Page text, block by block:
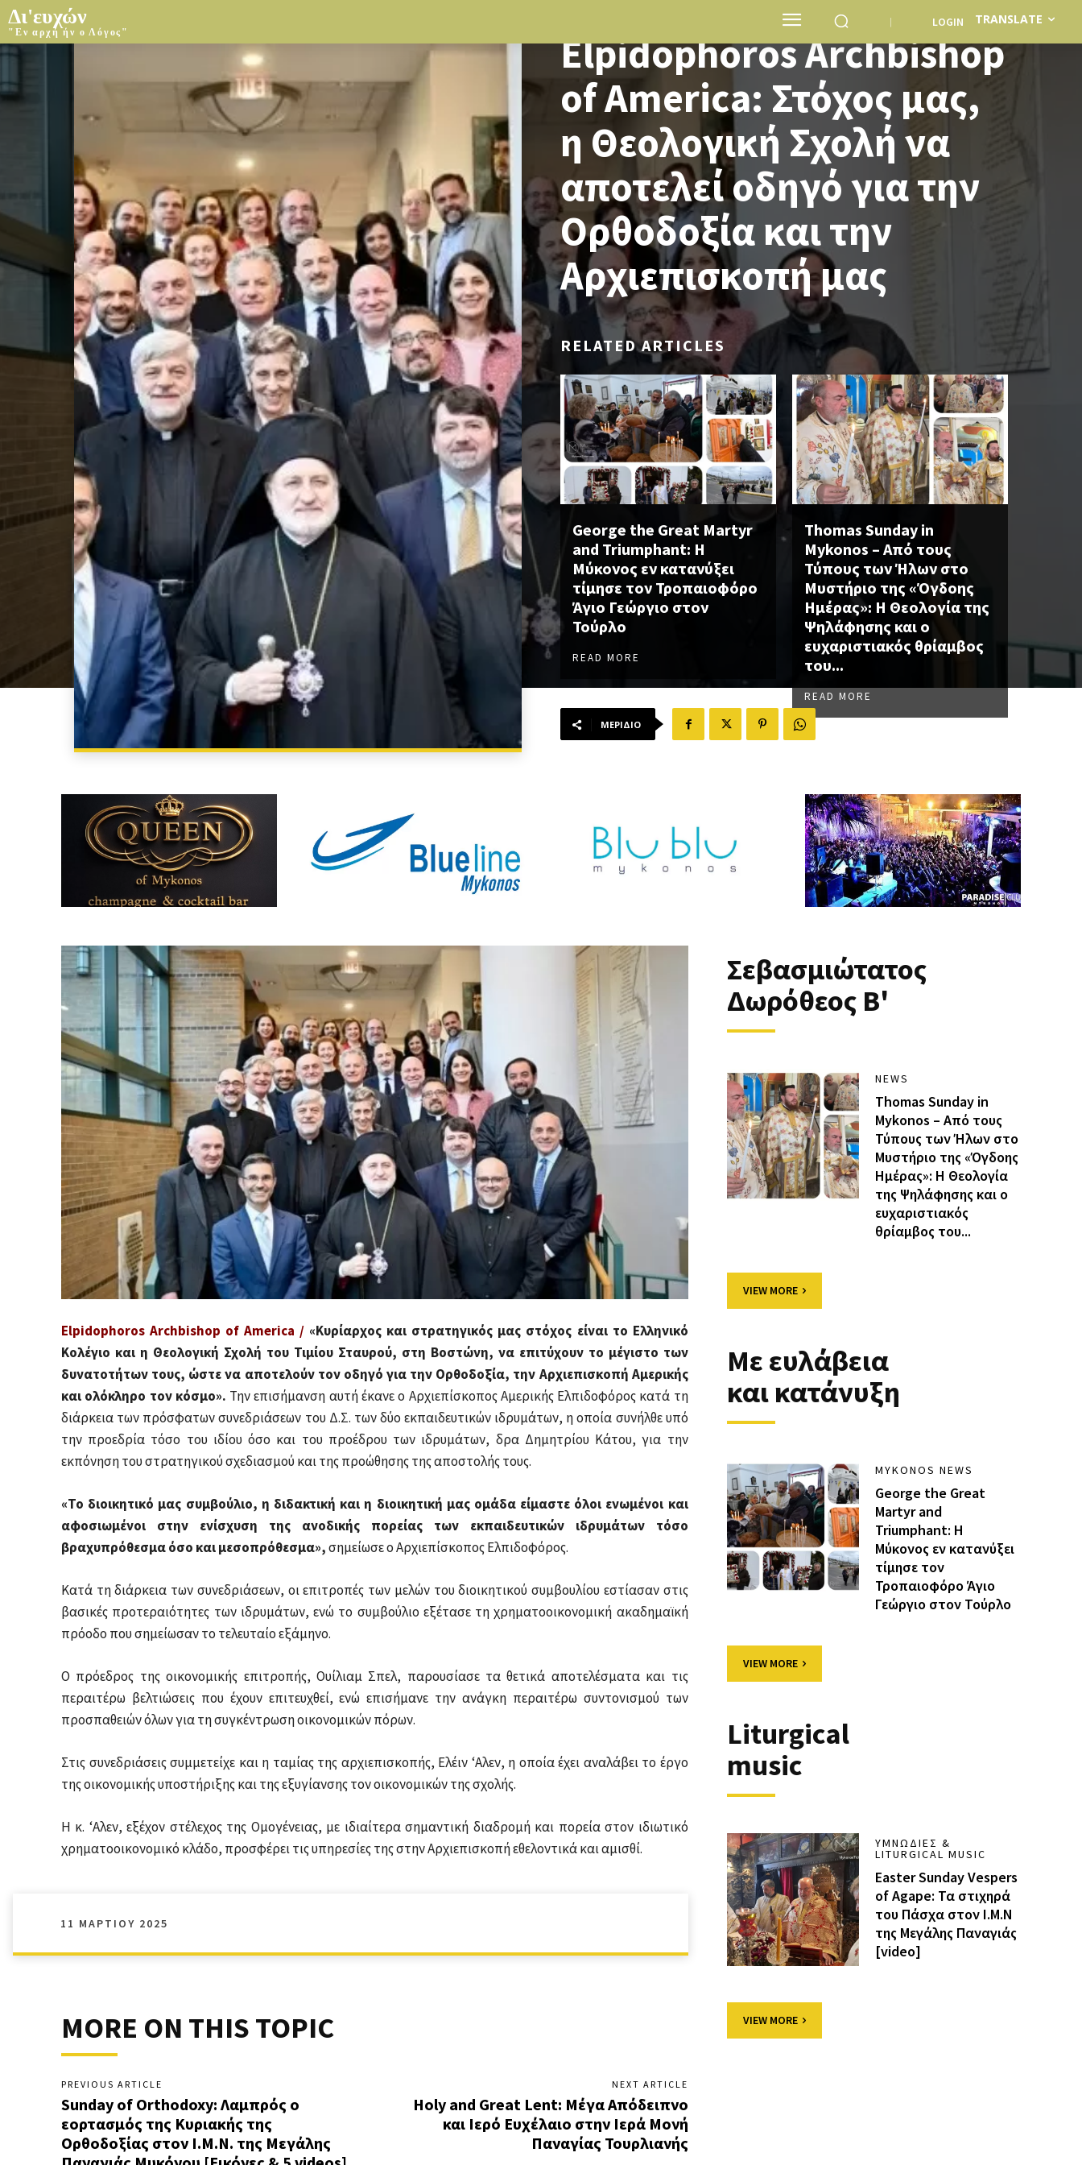
Δι'ευχών
"Εν αρχή ήν ο Λόγος"
TRANSLATE
LOGIN
Elpidophoros Archbishop
of America: Στόχος μας,
η Θεολογική Σχολή να
αποτελεί οδηγό για την
Ορθοδοξία και την
Αρχιεπισκοπή μας
RELATED ARTICLES
George the Great Martyr
and Triumphant: Η
Μύκονος εν κατανύξει
τίμησε τον Τροπαιοφόρο
Άγιο Γεώργιο στον
Τούρλο
READ MORE
Thomas Sunday in
Mykonos – Από τους
Τύπους των Ήλων στο
Μυστήριο της «Όγδοης
Ημέρας»: Η Θεολογία της
Ψηλάφησης και ο
ευχαριστιακός θρίαμβος
του...
READ MORE
ΜΕΡΊΔΙΟ
Elpidophoros Archbishop of America / «Κυρίαρχος και στρατηγικός μας στόχος είναι το Ελληνικό
Κολέγιο και η Θεολογική Σχολή του Τιμίου Σταυρού, στη Βοστώνη, να επιτύχουν το μέγιστο των
δυνατοτήτων τους, ώστε να αποτελούν τον οδηγό για την Ορθοδοξία, την Αρχιεπισκοπή Αμερικής
και ολόκληρο τον κόσμο». Την επισήμανση αυτή έκανε ο Αρχιεπίσκοπος Αμερικής Ελπιδοφόρος κατά τη
διάρκεια των πρόσφατων συνεδριάσεων του Δ.Σ. των δύο εκπαιδευτικών ιδρυμάτων, η οποία συνήλθε υπό
την προεδρία τόσο του ιδίου όσο και του προέδρου των ιδρυμάτων, δρα Δημητρίου Κάτου, για την
εκπόνηση του στρατηγικού σχεδιασμού και της προώθησης της αποστολής τους.
«Το διοικητικό μας συμβούλιο, η διδακτική και η διοικητική μας ομάδα είμαστε όλοι ενωμένοι και
αφοσιωμένοι στην ενίσχυση της ανοδικής πορείας των εκπαιδευτικών ιδρυμάτων τόσο
βραχυπρόθεσμα όσο και μεσοπρόθεσμα»,σημείωσε ο Αρχιεπίσκοπος Ελπιδοφόρος.
Κατά τη διάρκεια των συνεδριάσεων, οι επιτροπές των μελών του διοικητικού συμβουλίου εστίασαν στις
βασικές προτεραιότητες των ιδρυμάτων, ενώ το συμβούλιο εξέτασε τη χρηματοοικονομική ακαδημαϊκή
πρόοδο που σημείωσαν το τελευταίο εξάμηνο.
Ο πρόεδρος της οικονομικής επιτροπής, Ουίλιαμ Σπελ, παρουσίασε τα θετικά αποτελέσματα και τις
περαιτέρω βελτιώσεις που έχουν επιτευχθεί, ενώ επισήμανε την ανάγκη περαιτέρω συντονισμού των
προσπαθειών όλων για τη συγκέντρωση οικονομικών πόρων.
Στις συνεδριάσεις συμμετείχε και η ταμίας της αρχιεπισκοπής, Ελέιν ‘Αλεν, η οποία έχει αναλάβει το έργο
της οικονομικής υποστήριξης και της εξυγίανσης τον οικονομικών της σχολής.
Η κ. ‘Αλεν, εξέχον στέλεχος της Ομογένειας, με ιδιαίτερα σημαντική διαδρομή και πορεία στον ιδιωτικό
χρηματοοικονομικό κλάδο, προσφέρει τις υπηρεσίες της στην Αρχιεπισκοπή εθελοντικά και αμισθί.
11 ΜΑΡΤΊΟΥ 2025
MORE ON THIS TOPIC
PREVIOUS ARTICLE
Sunday of Orthodoxy: Λαμπρός ο
εορτασμός της Κυριακής της
Ορθοδοξίας στον I.Μ.Ν. της Μεγάλης
NEXT ARTICLE
Holy and Great Lent: Μέγα Απόδειπνο
και Ιερό Ευχέλαιο στην Ιερά Μονή
Παναγίας Τουρλιανής
Σεβασμιώτατος
Δωρόθεος Β'
NEWS
Thomas Sunday in
Mykonos – Από τους
Τύπους των Ήλων στο
Μυστήριο της «Όγδοης
Ημέρας»: Η Θεολογία
της Ψηλάφησης και ο
ευχαριστιακός
θρίαμβος του...
VIEW MORE
Με ευλάβεια
και κατάνυξη
MYKONOS NEWS
George the Great
Martyr and
Triumphant: Η
Μύκονος εν κατανύξει
τίμησε τον
Τροπαιοφόρο Άγιο
Γεώργιο στον Τούρλο
VIEW MORE
Liturgical
music
ΥΜΝΩΔΊΕΣ &
LITURGICAL MUSIC
Easter Sunday Vespers
of Agape: Τα στιχηρά
του Πάσχα στον Ι.Μ.Ν
της Μεγάλης Παναγιάς
[video]
VIEW MORE